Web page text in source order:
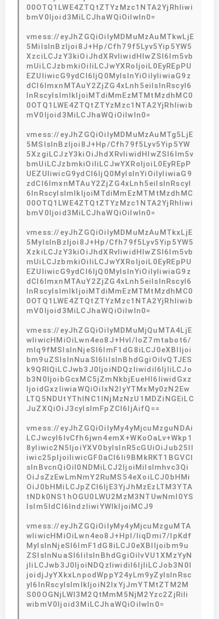
00OTQ1LWE4ZTQtZTYzMzc1NTA2YjRhIiwi
bmV0Ijoid3MiLCJhaWQiOiIwIn0=
vmess://eyJhZGQiOiIyMDMuMzAuMTkwLjE
5MiIsInBzIjoi8J+Hp/Cfh79f5Lyv5Yip5YW5
XzciLCJzY3kiOiJhdXRvIiwidHlwZSI6Im5vb
mUiLCJzbmkiOiIiLCJwYXRoIjoiL0EyREpPU
EZUIiwicG9ydCI6IjQ0MyIsInYiOiIyIiwiaG9z
dCI6ImxnMTAuY2ZjZG4xLnh5eiIsInRscyI6
InRscyIsImlkIjoiMTdiMmEzMTMtMzdhMC0
0OTQ1LWE4ZTQtZTYzMzc1NTA2YjRhIiwib
mV0Ijoid3MiLCJhaWQiOiIwIn0=
vmess://eyJhZGQiOiIyMDMuMzAuMTg5LjE
5MSIsInBzIjoi8J+Hp/Cfh79f5Lyv5Yip5YW
5XzgiLCJzY3kiOiJhdXRvIiwidHlwZSI6Im5v
bmUiLCJzbmkiOiIiLCJwYXRoIjoiL0EyREpP
UEZUIiwicG9ydCI6IjQ0MyIsInYiOiIyIiwiaG9
zdCI6ImxnMTAuY2ZjZG4xLnh5eiIsInRscyI
6InRscyIsImlkIjoiMTdiMmEzMTMtMzdhMC
00OTQ1LWE4ZTQtZTYzMzc1NTA2YjRhIiwi
bmV0Ijoid3MiLCJhaWQiOiIwIn0=
vmess://eyJhZGQiOiIyMDMuMzAuMTkxLjE
5MyIsInBzIjoi8J+Hp/Cfh79f5Lyv5Yip5YW5
XzkiLCJzY3kiOiJhdXRvIiwidHlwZSI6Im5vb
mUiLCJzbmkiOiIiLCJwYXRoIjoiL0EyREpPU
EZUIiwicG9ydCI6IjQ0MyIsInYiOiIyIiwiaG9z
dCI6ImxnMTAuY2ZjZG4xLnh5eiIsInRscyI6
InRscyIsImlkIjoiMTdiMmEzMTMtMzdhMC0
0OTQ1LWE4ZTQtZTYzMzc1NTA2YjRhIiwib
mV0Ijoid3MiLCJhaWQiOiIwIn0=
vmess://eyJhZGQiOiIyMDMuMjQuMTA4LjE
wIiwicHMiOiLwn4eo8J+Hvl/loZ7mtabot6/
mlq9fMSIsInNjeSI6ImF1dG8iLCJ0eXBlIjoi
bm9uZSIsInNuaSI6IiIsInBhdGgiOiIvQTJES
k9QRlQiLCJwb3J0IjoiNDQzIiwidiI6IjIiLCJo
b3N0IjoibGcxMC5jZmNkbjEueHl6IiwidGxz
IjoidGxzIiwiaWQiOiIxN2IyYTMxMy0zN2Ew
LTQ5NDUtYThlNC1lNjMzNzU1MDZiNGEiLC
JuZXQiOiJ3cyIsImFpZCI6IjAifQ==
vmess://eyJhZGQiOiIyMy4yMjcuMzguNDAi
LCJwcyI6IvCfh6jwn4emX+WKoOaLv+Wkp1
8yIiwic2N5IjoiYXV0byIsInR5cGUiOiJub25lI
iwic25pIjoiIiwicGF0aCI6Ii9BMkRKT1BGVCI
sInBvcnQiOiI0NDMiLCJ2IjoiMiIsImhvc3Qi
OiJsZzEwLmNmY2RuMS54eXoiLCJ0bHMi
OiJ0bHMiLCJpZCI6IjE3YjJhMzEzLTM3YTA
tNDk0NS1hOGU0LWU2MzM3NTUwNmI0YS
IsIm5ldCI6IndzIiwiYWlkIjoiMCJ9
vmess://eyJhZGQiOiIyMy4yMjcuMzguMTA
wIiwicHMiOiLwn4eo8J+Hpl/liqDmi7/lpKdf
MyIsInNjeSI6ImF1dG8iLCJ0eXBlIjoibm9u
ZSIsInNuaSI6IiIsInBhdGgiOiIvVU1XMzYyN
jIiLCJwb3J0IjoiNDQzIiwidiI6IjIiLCJob3N0I
joidjJyYXkxLnpodWppY24yLm9yZyIsInRsc
yI6InRscyIsImlkIjoiN2IxYjJmYTMtZTM2M
S00OGNjLWI3M2QtMmM5NjM2Yzc2ZjRiIi
wibmV0Ijoid3MiLCJhaWQiOiIwIn0=